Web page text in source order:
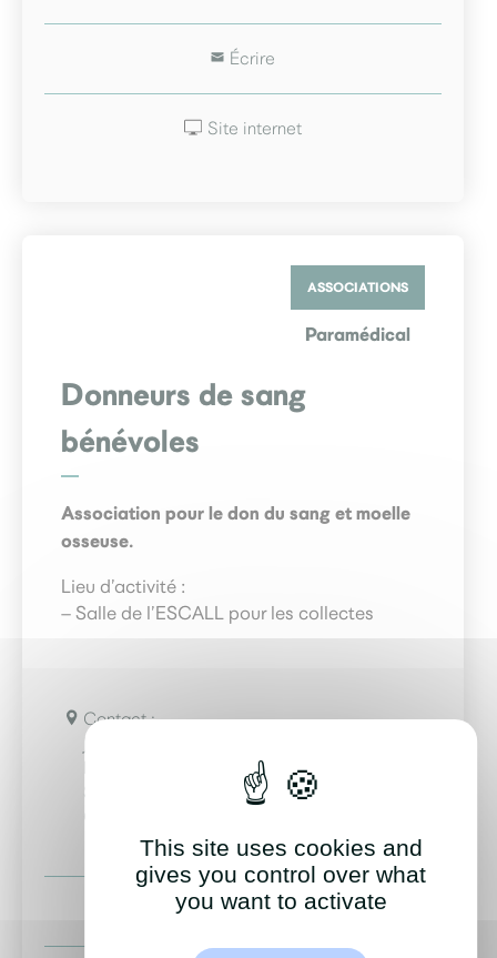
Écrire
Site internet
Donneurs de sang
bénévoles
Association pour le don du sang et moelle
osseuse.
Lieu d’activité :
– Salle de l’ESCALL pour les collectes
ASSOCIATIONS
Paramédical
Contact :
Jean-Yves Clairet
Donneurs de sang bénévoles de Saint-
Sébastien, Basse-Goulaine, Haute-
06 41 89 03 63
This site uses cookies and
gives you control over what
you want to activate